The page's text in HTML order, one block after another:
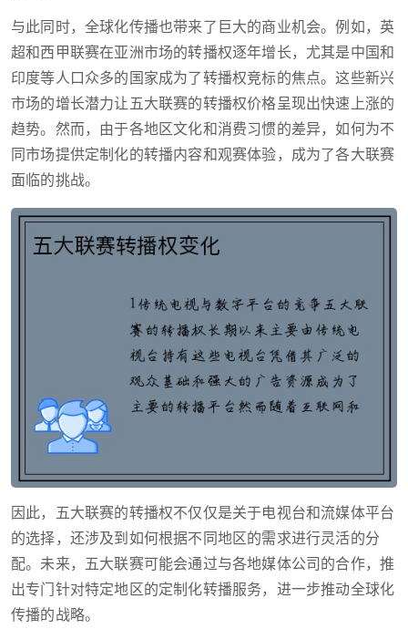
与此同时，全球化传播也带来了巨大的商业机会。例如，英
超和西甲联赛在亚洲市场的转播权逐年增长，尤其是中国和
印度等人口众多的国家成为了转播权竞标的焦点。这些新兴
市场的增长潜力让五大联赛的转播权价格呈现出快速上涨的
趋势。然而，由于各地区文化和消费习惯的差异，如何为不
同市场提供定制化的转播内容和观赛体验，成为了各大联赛
面临的挑战。
因此，五大联赛的转播权不仅仅是关于电视台和流媒体平台
的选择，还涉及到如何根据不同地区的需求进行灵活的分
配。未来，五大联赛可能会通过与各地媒体公司的合作，推
出专门针对特定地区的定制化转播服务，进一步推动全球化
传播的战略。